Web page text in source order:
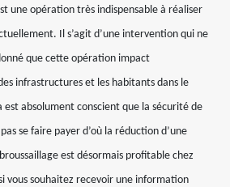
une opération très indispensable à réaliser
Il s’agit d’une intervention qui ne
que cette opération impact
infrastructures et les habitants dans le
absolument conscient que la sécurité de
se faire payer d’où la réduction d’une
est désormais profitable chez
vous souhaitez recevoir une information